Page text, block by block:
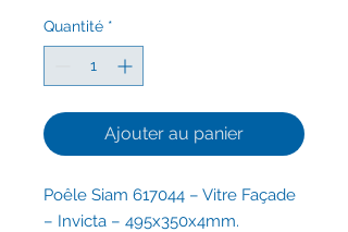
Quantité *
Ajouter au panier
Poêle Siam 617044 – Vitre Façade
– Invicta – 495x350x4mm.